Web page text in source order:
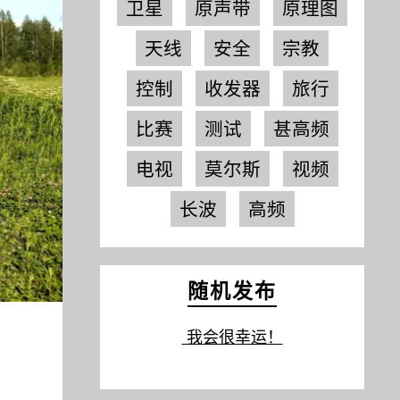
卫星 原声带
原理图
天线
安全
宗教
控制
收发器
旅行
比赛
测试
甚高频
电视
莫尔斯
视频
长波
高频
随机发布
我会很幸运！